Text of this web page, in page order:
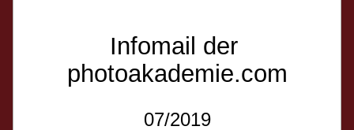
Infomail der
photoakademie.com
07/2019